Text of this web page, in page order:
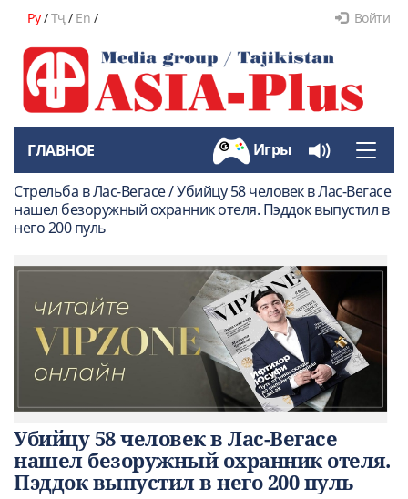
Ру/Тҷ/ En / Войти
Toggle
ГЛАВНОЕ Игры
Стрельба в Лас-Вегасе / Убийцу 58 человек в Лас-Вегасе
нашел безоружный охранник отеля. Пэддок выпустил в
него 200 пуль
Убийцу 58 человек в Лас-Вегасе
нашел безоружный охранник отеля.
Пэддок выпустил в него 200 пуль